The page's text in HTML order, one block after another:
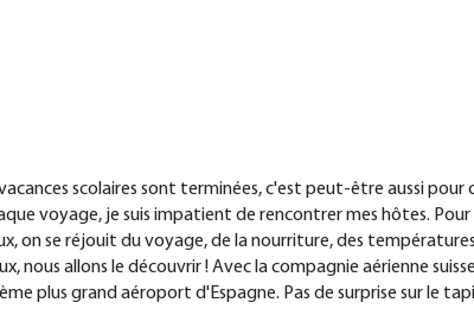
scolaires sont terminées, c'est peut-être aussi
voyage, je suis impatient de rencontrer mes hôtes.
on se réjouit du voyage, de la nourriture, des
nous allons le découvrir ! Avec la compagnie aérienne
plus grand aéroport d'Espagne. Pas de surprise sur le